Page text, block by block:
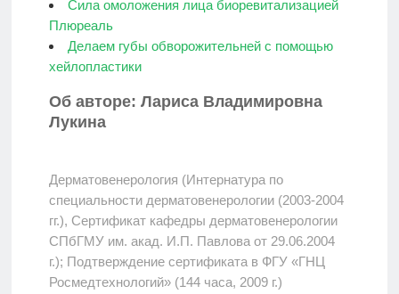
Сила омоложения лица биоревитализацией
Плюреаль
Делаем губы обворожительней с помощью
хейлопластики
Об авторе: Лариса Владимировна
Лукина
Дерматовенерология (Интернатура по
специальности дерматовенерологии (2003-2004
гг.), Сертификат кафедры дерматовенерологии
СПбГМУ им. акад. И.П. Павлова от 29.06.2004
г.); Подтверждение сертификата в ФГУ «ГНЦ
Росмедтехнологий» (144 часа, 2009 г.)